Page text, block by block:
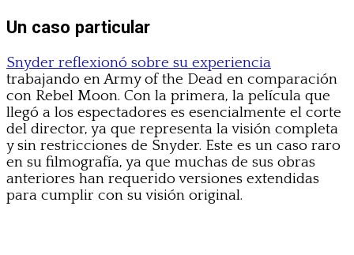
Un caso particular
Snyder reflexionó sobre su experiencia
trabajando en Army of the Dead en comparación
con Rebel Moon. Con la primera, la película que
llegó a los espectadores es esencialmente el corte
del director, ya que representa la visión completa
y sin restricciones de Snyder. Este es un caso raro
en su filmografía, ya que muchas de sus obras
anteriores han requerido versiones extendidas
para cumplir con su visión original.